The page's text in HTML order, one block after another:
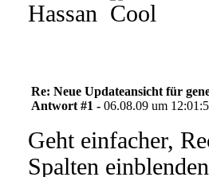
Hassan
Re: Neue Updateansicht für
Antwort #1 - 06.08.09 um
Geht einfacher,
Spalten